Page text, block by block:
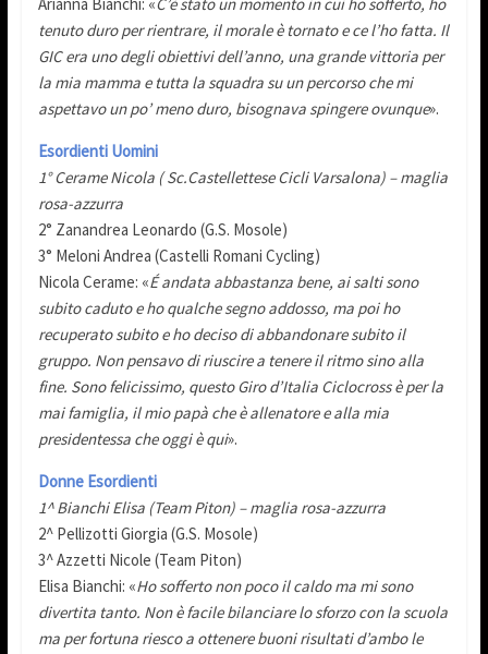
Arianna Bianchi: «C’è stato un momento in cui ho sofferto, ho
tenuto duro per rientrare, il morale è tornato e ce l’ho fatta. Il
GIC era uno degli obiettivi dell’anno, una grande vittoria per
la mia mamma e tutta la squadra su un percorso che mi
aspettavo un po’ meno duro, bisognava spingere ovunque».
Esordienti Uomini
1° Cerame Nicola ( Sc.Castellettese Cicli Varsalona) – maglia
rosa-azzurra
2° Zanandrea Leonardo (G.S. Mosole)
3° Meloni Andrea (Castelli Romani Cycling)
Nicola Cerame: «É andata abbastanza bene, ai salti sono
subito caduto e ho qualche segno addosso, ma poi ho
recuperato subito e ho deciso di abbandonare subito il
gruppo. Non pensavo di riuscire a tenere il ritmo sino alla
fine. Sono felicissimo, questo Giro d’Italia Ciclocross è per la
mai famiglia, il mio papà che è allenatore e alla mia
presidentessa che oggi è qui».
Donne Esordienti
1^ Bianchi Elisa (Team Piton) – maglia rosa-azzurra
2^ Pellizotti Giorgia (G.S. Mosole)
3^ Azzetti Nicole (Team Piton)
Elisa Bianchi: «Ho sofferto non poco il caldo ma mi sono
divertita tanto. Non è facile bilanciare lo sforzo con la scuola
ma per fortuna riesco a ottenere buoni risultati d’ambo le